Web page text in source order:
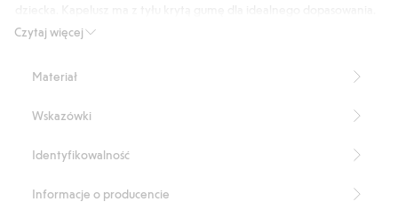
Czytaj więcej
Sznurki do zawiązywania po bokach we wszystkich rozmiarach.
Tasiemka do zawiązywania.
Produkt zawiera 100% bawełny ekologicznej.
Organic cotton- GOTS
Materiał
Wskazówki
Identyfikowalność
Informacje o producencie